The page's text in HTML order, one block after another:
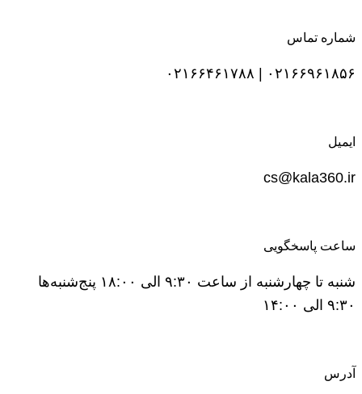
شماره تماس
۰۲۱۶۶۹۶۱۸۵۶ | ۰۲۱۶۶۴۶۱۷۸۸
ایمیل
cs@kala360.ir
ساعت پاسخگویی
شنبه تا چهارشنبه از ساعت ۹:۳۰ الی ۱۸:۰۰ پنج‌شنبه‌ها
۹:۳۰ الی ۱۴:۰۰
آدرس